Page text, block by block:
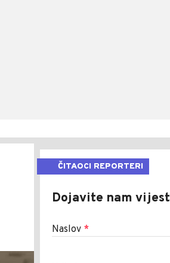
ČITAOCI REPORTERI
Dojavite nam vijest
Naslov *